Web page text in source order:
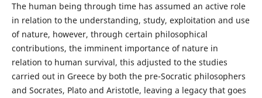
The human being through time has assumed an active role
in relation to the understanding, study, exploitation and use
of nature, however, through certain philosophical
contributions, the imminent importance of nature in
relation to human survival, this adjusted to the studies
carried out in Greece by both the pre-Socratic philosophers
and Socrates, Plato and Aristotle, leaving a legacy that goes